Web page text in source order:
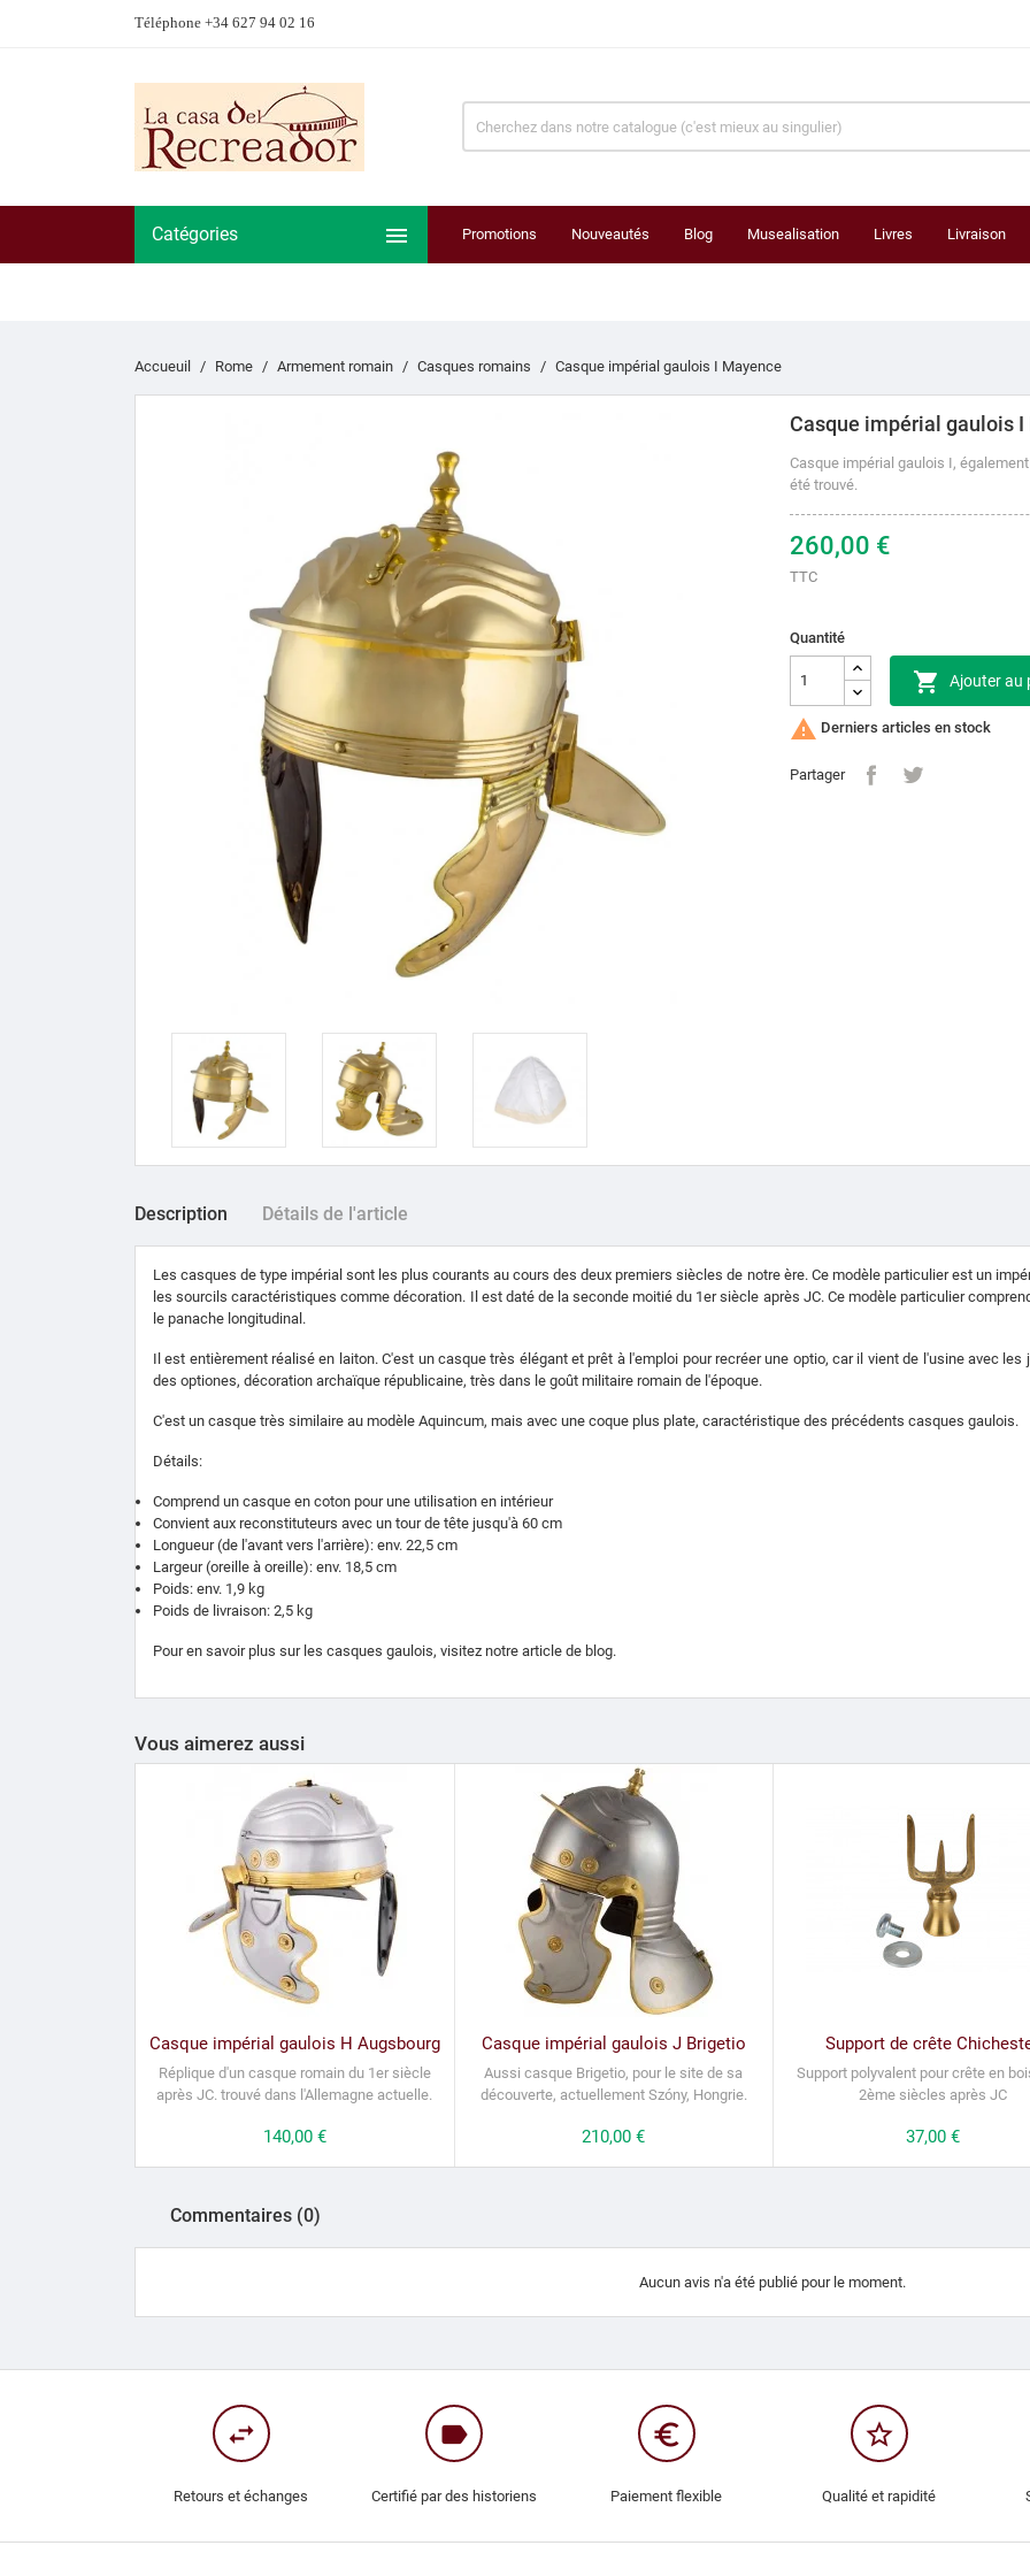
Téléphone +34 627 94 02 16
Catégories  Promotions Nouveautés Blog Musealisation Livres Livraison
Accueuil Rome Armement romain Casques romains Casque impérial gaulois I Mayence
Casque impérial gaulois I
Casque impérial gaulois I,
été trouvé.
260,00 €
TTC
Quantité
 Ajouter au
 Derniers articles en stock
Partager
Description Détails de l'article
Les casques de type impérial sont les plus courants au cours des deux premiers siècles de notre ère. Ce modèle particulier est un
les sourcils caractéristiques comme décoration. Il est daté de la seconde moitié du 1er siècle après JC. Ce modèle particulier
le panache longitudinal.
Il est entièrement réalisé en laiton. C'est un casque très élégant et prêt à l'emploi pour recréer une optio, car il vient de l'usine avec
des optiones, décoration archaïque républicaine, très dans le goût militaire romain de l'époque.
C'est un casque très similaire au modèle Aquincum, mais avec une coque plus plate, caractéristique des précédents casques gaulois.
Détails:
Comprend un casque en coton pour une utilisation en intérieur
Convient aux reconstituteurs avec un tour de tête jusqu'à 60 cm
Longueur (de l'avant vers l'arrière): env. 22,5 cm
Largeur (oreille à oreille): env. 18,5 cm
Poids: env. 1,9 kg
Poids de livraison: 2,5 kg
Pour en savoir plus sur les casques gaulois, visitez notre article de blog.
Vous aimerez aussi
Casque impérial gaulois H Augsbourg
Réplique d'un casque romain du 1er siècle
après JC. trouvé dans l'Allemagne actuelle.
Prix
140,00 €
Casque impérial gaulois J Brigetio
Aussi casque Brigetio, pour le site de sa
découverte, actuellement Szóny, Hongrie.
Prix
210,00 €
Support de crête
Support polyvalent pour crête en
2ème siècles après JC
Prix
37,00 €
Commentaires (0)
Aucun avis n'a été publié pour le moment.
swap_horiz
Retours et échanges
label
Certifié par des historiens
euro_symbol
Paiement flexible
star_border
Qualité et rapidité